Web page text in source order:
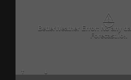
⚠
BetterWeather Error: No any
Forecast.io!.